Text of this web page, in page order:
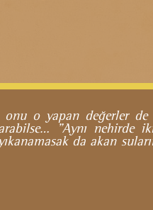
o yapan değerler de
"Aynı nehirde
da akan